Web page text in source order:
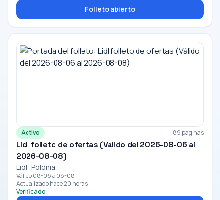
Folleto abierto
Activo 89 páginas
Lidl folleto de ofertas (Válido del 2026-08-06 al
2026-08-08)
Lidl · Polonia
Válido 08-06 a 08-08
Actualizado hace 20 horas
Verificado